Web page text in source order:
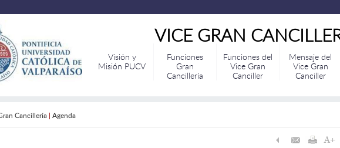
VICE GRAN
Visión y
Misión PUCV
Funciones
Gran
Cancillería
Funciones del
Vice Gran
Canciller
Mensaje del
Vice Gran
Canciller
Cancillería| Agenda